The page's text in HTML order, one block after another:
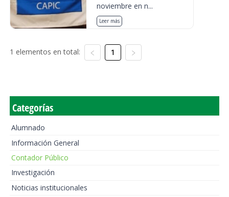
noviembre en n...
Leer más
1 elementos en total: 1
Categorías
Alumnado
Información General
Contador Público
Investigación
Noticias institucionales